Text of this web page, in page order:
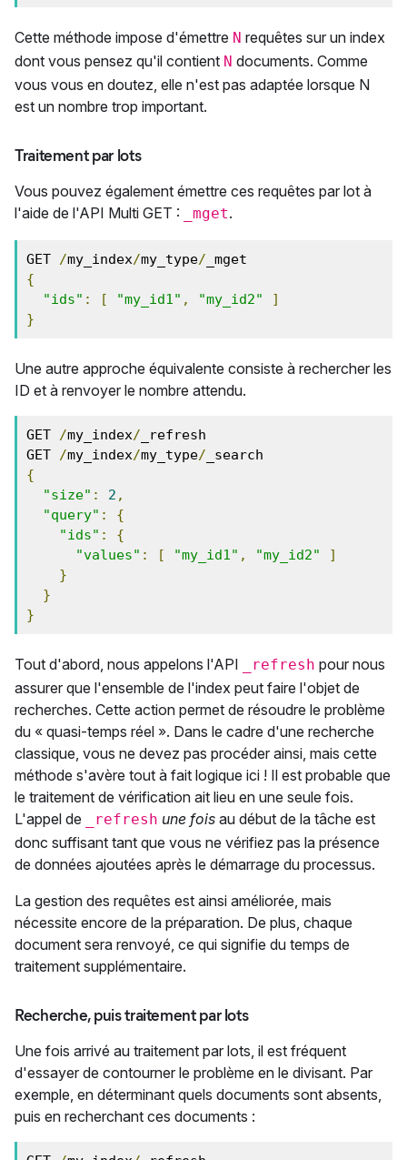
Cette méthode impose d'émettre N requêtes sur un index
dont vous pensez qu'il contient N documents. Comme
vous vous en doutez, elle n'est pas adaptée lorsque N
est un nombre trop important.
Traitement par lots
Vous pouvez également émettre ces requêtes par lot à
l'aide de l'API Multi GET :
_mget.
GET /my_index/my_type/
{
"ids" : [ "my_id1" , "my_id2"
]
}
Une autre approche équivalente consiste à rechercher les
ID et à renvoyer le nombre attendu.
GET /my_index/ _refresh
GET /my_index/my_type/
{
"size" : 2 ,
"query" :
{
"ids" :
{
"values" : [ "my_id1" , "my_id2"
]
}
}
}
Tout d'abord, nous appelons l'API _refresh pour nous
assurer que l'ensemble de l'index peut faire l'objet de
recherches. Cette action permet de résoudre le problème
du « quasi-temps réel ». Dans le cadre d'une recherche
classique, vous ne devez pas procéder ainsi, mais cette
méthode s'avère tout à fait logique ici ! Il est probable que
le traitement de vérification ait lieu en une seule fois.
L'appel de
_refresh une fois au début de la tâche est
donc suffisant tant que vous ne vérifiez pas la présence
de données ajoutées après le démarrage du processus.
La gestion des requêtes est ainsi améliorée, mais
nécessite encore de la préparation. De plus, chaque
document sera renvoyé, ce qui signifie du temps de
traitement supplémentaire.
Recherche, puis traitement par lots
Une fois arrivé au traitement par lots, il est fréquent
d'essayer de contourner le problème en le divisant. Par
exemple, en déterminant quels documents sont absents,
puis en recherchant ces documents :